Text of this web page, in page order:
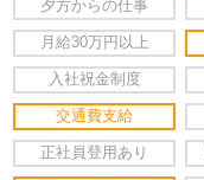
夕方からの仕事
月給30万円以上
入社祝金制度
交通費支給
正社員登用あり